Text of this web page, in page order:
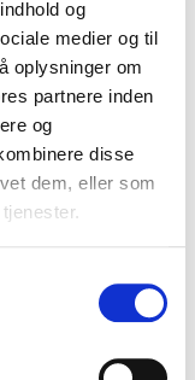
og
medier og til
oplysninger om
partnere inden
og
disse
dem, eller som